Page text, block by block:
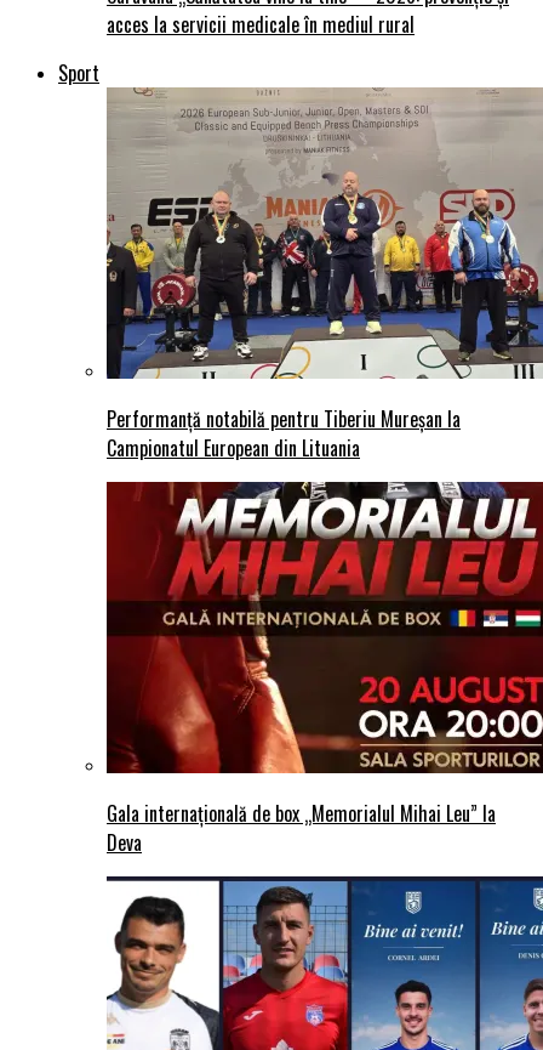
acces la servicii medicale în mediul rural
Sport
Performanță notabilă pentru Tiberiu Mureșan la
Campionatul European din Lituania
Gala internațională de box „Memorialul Mihai Leu” la
Deva